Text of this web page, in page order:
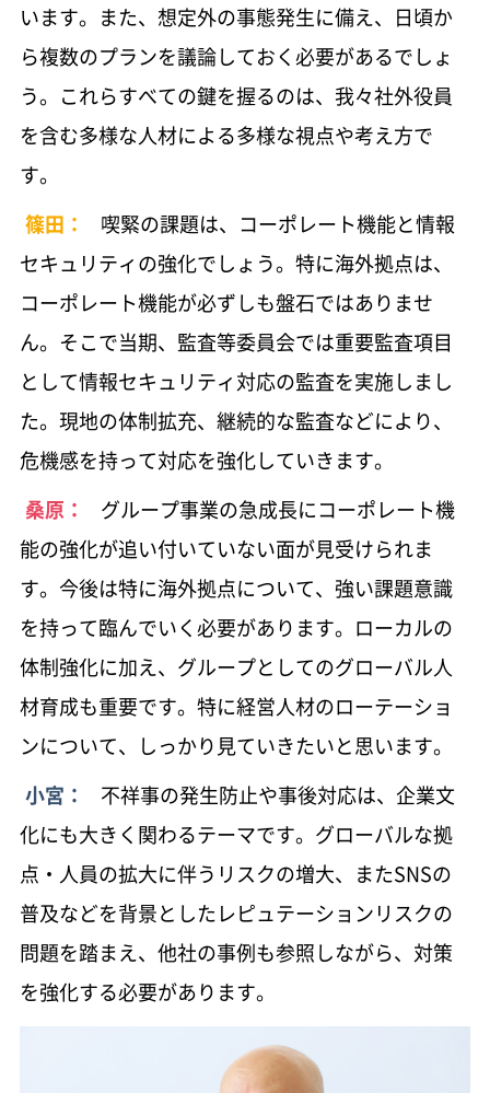
います。また、想定外の事態発生に備え、日頃か
ら複数のプランを議論しておく必要があるでしょ
う。これらすべての鍵を握るのは、我々社外役員
を含む多様な人材による多様な視点や考え方で
す。
篠田：
喫緊の課題は、コーポレート機能と情報
セキュリティの強化でしょう。特に海外拠点は、
コーポレート機能が必ずしも盤石ではありませ
ん。そこで当期、監査等委員会では重要監査項目
として情報セキュリティ対応の監査を実施しまし
た。現地の体制拡充、継続的な監査などにより、
危機感を持って対応を強化していきます。
桑原：
グループ事業の急成長にコーポレート機
能の強化が追い付いていない面が見受けられま
す。今後は特に海外拠点について、強い課題意識
を持って臨んでいく必要があります。ローカルの
体制強化に加え、グループとしてのグローバル人
材育成も重要です。特に経営人材のローテーショ
ンについて、しっかり見ていきたいと思います。
小宮：
不祥事の発生防止や事後対応は、企業文
化にも大きく関わるテーマです。グローバルな拠
点・人員の拡大に伴うリスクの増大、またSNSの
普及などを背景としたレピュテーションリスクの
問題を踏まえ、他社の事例も参照しながら、対策
を強化する必要があります。